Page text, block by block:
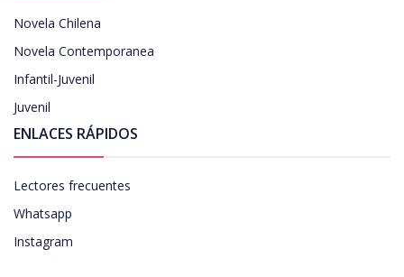
Novela Chilena
Novela Contemporanea
Infantil-Juvenil
Juvenil
ENLACES RÁPIDOS
Lectores frecuentes
Whatsapp
Instagram